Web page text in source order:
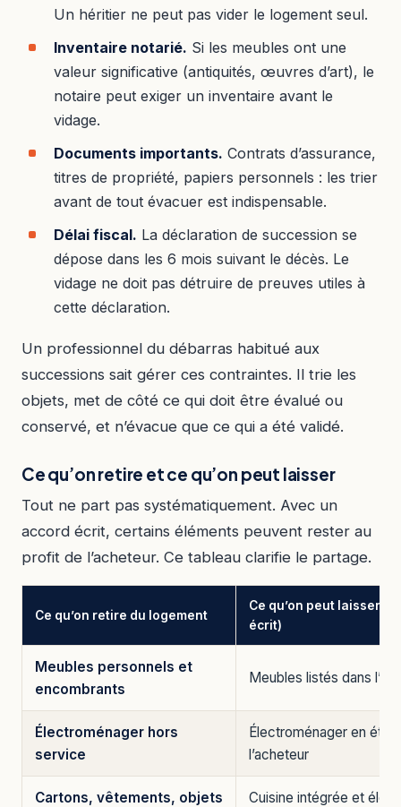
Un héritier ne peut pas vider le logement seul.
Inventaire notarié. Si les meubles ont une
valeur significative (antiquités, œuvres d’art), le
notaire peut exiger un inventaire avant le
vidage.
Documents importants. Contrats d’assurance,
titres de propriété, papiers personnels : les trier
avant de tout évacuer est indispensable.
Délai fiscal. La déclaration de succession se
dépose dans les 6 mois suivant le décès. Le
vidage ne doit pas détruire de preuves utiles à
cette déclaration.
Un professionnel du débarras habitué aux
successions sait gérer ces contraintes. Il trie les
objets, met de côté ce qui doit être évalué ou
conservé, et n’évacue que ce qui a été validé.
Ce qu’on retire et ce qu’on peut laisser
Tout ne part pas systématiquement. Avec un
accord écrit, certains éléments peuvent rester au
profit de l’acheteur. Ce tableau clarifie le partage.
Ce qu’on retire du logement
Ce qu’on peut laisser
écrit)
Meubles personnels et
encombrants
Meubles listés dans
Électroménager hors
service
Électroménager en
l’acheteur
Cartons, vêtements, objets
Cuisine intégrée et